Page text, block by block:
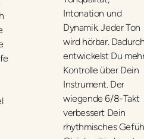
Intonation und
Dynamik. Jeder Ton
wird hörbar.
entwickelst Du
Kontrolle über Dein
Instrument. Der
wiegende 6/8-Takt
verbessert Dein
rhythmisches